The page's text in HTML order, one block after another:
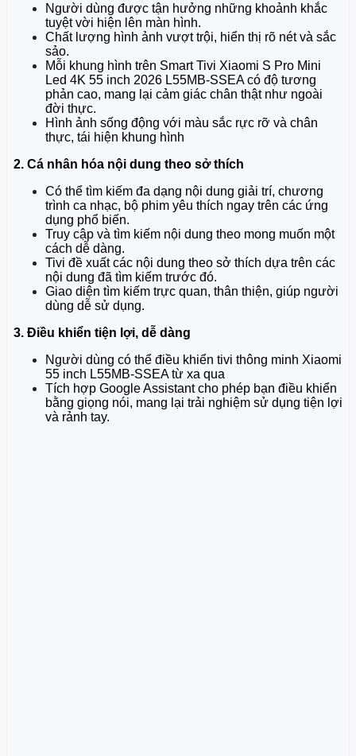
Người dùng được tận hưởng những khoảnh khắc
tuyệt vời hiện lên màn hình.
Chất lượng hình ảnh vượt trội, hiển thị rõ nét và sắc
sảo.
Mỗi khung hình trên Smart Tivi Xiaomi S Pro Mini
Led 4K 55 inch 2026 L55MB-SSEA có độ tương
phản cao, mang lại cảm giác chân thật như ngoài
đời thực.
Hình ảnh sống động với màu sắc rực rỡ và chân
thực, tái hiện khung hình
2. Cá nhân hóa nội dung theo sở thích
Có thể tìm kiếm đa dạng nội dung giải trí, chương
trình ca nhạc, bộ phim yêu thích ngay trên các ứng
dụng phổ biến.
Truy cập và tìm kiếm nội dung theo mong muốn một
cách dễ dàng.
Tivi đề xuất các nội dung theo sở thích dựa trên các
nội dung đã tìm kiếm trước đó.
Giao diện tìm kiếm trực quan, thân thiện, giúp người
dùng dễ sử dụng.
3. Điều khiển tiện lợi, dễ dàng
Người dùng có thể điều khiển tivi thông minh Xiaomi
55 inch L55MB-SSEA từ xa qua
Tích hợp Google Assistant cho phép bạn điều khiển
bằng giọng nói, mang lại trải nghiệm sử dụng tiện lợi
và rảnh tay.